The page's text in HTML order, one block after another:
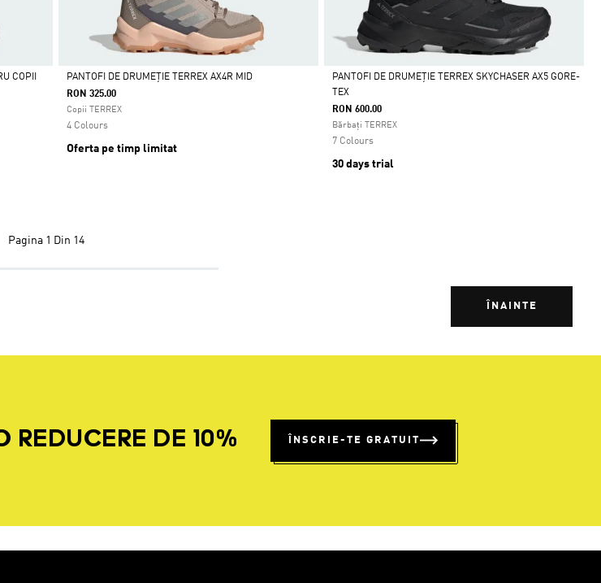
COPII
Da
PANTOFI DE DRUMEȚIE TERREX AX4R MID
RON 325.00
Copii TERREX
4 Colours
Oferta pe timp limitat
Da
PANTOFI DE DRUMEȚIE TERREX SKYCHASER AX5 GORE-
TEX
RON 600.00
Bărbați TERREX
7 Colours
30 days trial
Pagina 1 Din 14
ÎNAINTE
REDUCERE DE 10% ÎNSCRIE-TE GRATUIT